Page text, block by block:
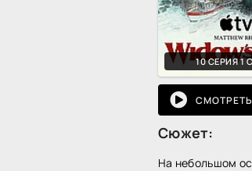
10 СЕРИЯ 1
Сюжет:
На небольшом